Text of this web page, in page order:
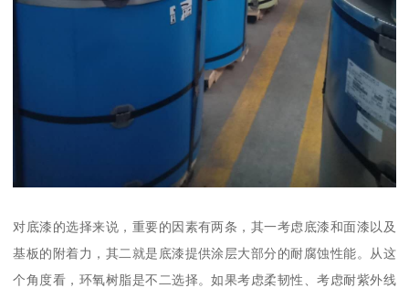
对底漆的选择来说，重要的因素有两条，其一考虑底漆和面漆以及
基板的附着力，其二就是底漆提供涂层大部分的耐腐蚀性能。从这
个角度看，环氧树脂是不二选择。如果考虑柔韧性、考虑耐紫外线